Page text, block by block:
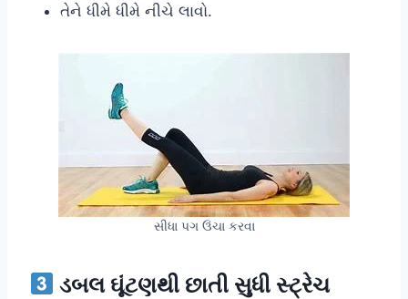
તેને ધીમે ધીમે નીચે લાવો.
સીધા પગ ઉંચા કરવા
ડબલ ઘૂંટણથી છાતી સુધી સ્ટ્રેચ